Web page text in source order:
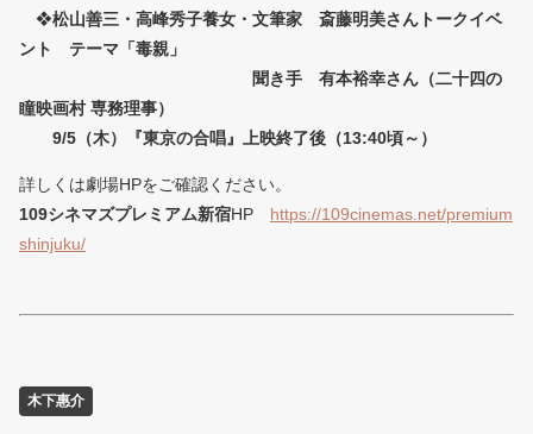
❖松山善三・高峰秀子養女・文筆家 斎藤明美さんトークイベ
ント テーマ「毒親」
聞き手 有本裕幸さん（二十四の
瞳映画村 専務理事）
9/5（木）『東京の合唱』上映終了後（13:40頃～）
詳しくは劇場HPをご確認ください。
109シネマズプレミアム新宿HP https://109cinemas.net/premium
shinjuku/
木下惠介